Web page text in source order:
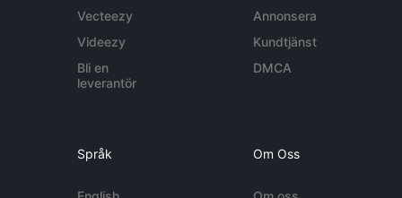
Vecteezy
Videezy
Bli en
leverantör
Annonsera
Kundtjänst
DMCA
Språk Om Oss